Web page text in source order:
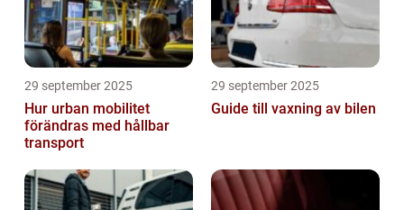
29 september 2025
Hur urban mobilitet
förändras med hållbar
transport
29 september 2025
Guide till vaxning av bilen